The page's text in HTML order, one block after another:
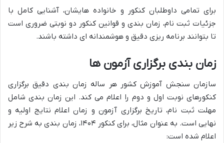
برای تمامی داوطلبان کنکور و خانواده هایشان، آشنایی کامل با
جزئیات ثبت نام، زمان بندی و قوانین کنکور دو نوبتی ضروری است
تا بتوانند برنامه ریزی دقیق و هوشمندانه ای داشته باشند.
زمان بندی برگزاری آزمون ها
سازمان سنجش آموزش کشور هر ساله زمان بندی دقیق برگزاری
کنکورهای نوبت اول و دوم را اعلام می کند. این زمان بندی شامل
مهلت ثبت نام، تاریخ برگزاری آزمون و زمان اعلام نتایج اولیه و
نهایی است. به عنوان مثال، برای کنکور ۱۴۰۴، زمان بندی به شرح زیر
اعلام شده است: